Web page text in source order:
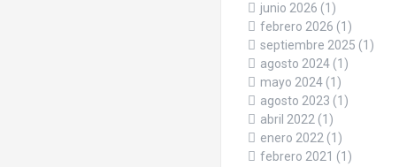
junio 2026 (1)
febrero 2026 (1)
septiembre 2025 (1)
agosto 2024(1)
mayo 2024(1)
agosto 2023 (1)
abril 2022(1)
enero 2022(1)
febrero 2021 (1)